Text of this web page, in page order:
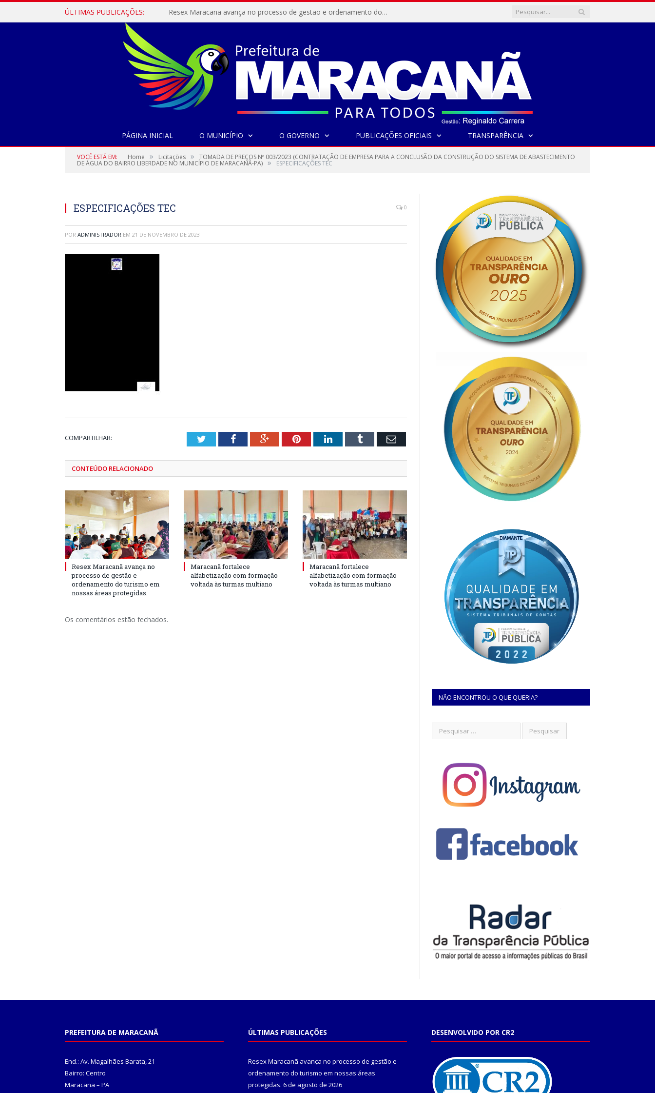
ÚLTIMAS PUBLICAÇÕES: Resex Maracanã avança no processo de gestão e ordenamento do turismo em nossas áreas protegidas.
PÁGINA INICIAL O MUNICÍPIO O GOVERNO PUBLICAÇÕES OFICIAIS TRANSPARÊNCIA
VOCÊ ESTÁ EM: Home » Licitações » TOMADA DE PREÇOS Nº 003/2023 (CONTRATAÇÃO DE EMPRESA PARA A CONCLUSÃO DA CONSTRUÇÃO DO SISTEMA DE ABASTECIMENTO
DE ÁGUA DO BAIRRO LIBERDADE NO MUNICÍPIO DE MARACANÃ-PA) » ESPECIFICAÇÕES TEC
ESPECIFICAÇÕES TEC 0
POR ADMINISTRADOR EM 21 DE NOVEMBRO DE 2023
COMPARTILHAR: TwitterFacebookGoogle+PinterestLinkedInTumblr Email
CONTEÚDO RELACIONADO
Resex Maracanã avança no
processo de gestão e
ordenamento do turismo em
nossas áreas protegidas.
Maracanã fortalece
alfabetização com formação
voltada às turmas multiano
Maracanã fortalece
alfabetização com formação
voltada às turmas multiano
Os comentários estão fechados.
NÃO ENCONTROU O QUE QUERIA?
PREFEITURA DE MARACANÃ
End.: Av. Magalhães Barata, 21
Bairro: Centro
Maracanã – PA
ÚLTIMAS PUBLICAÇÕES
Resex Maracanã avança no processo de gestão e
ordenamento do turismo em nossas áreas
protegidas. 6 de agosto de 2026
DESENVOLVIDO POR CR2